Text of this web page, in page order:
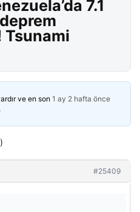
7.1
Tsunami
ve en son 1 ay 2 hafta önce
#25409